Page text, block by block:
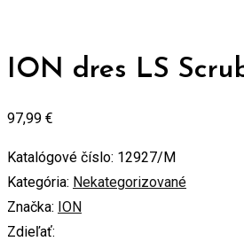
ION dres LS
97,99 €
Katalógové číslo: 12927/M
Kategória: Nekategorizované
Značka: ION
Zdieľať: